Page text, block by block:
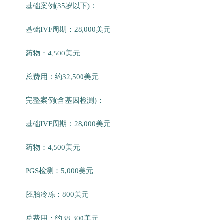
基础案例(35岁以下)：
基础IVF周期：28,000美元
药物：4,500美元
总费用：约32,500美元
完整案例(含基因检测)：
基础IVF周期：28,000美元
药物：4,500美元
PGS检测：5,000美元
胚胎冷冻：800美元
总费用：约38,300美元